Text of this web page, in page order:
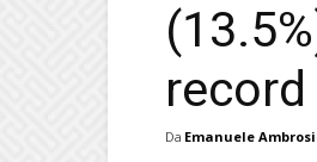
record
Da Emanuele